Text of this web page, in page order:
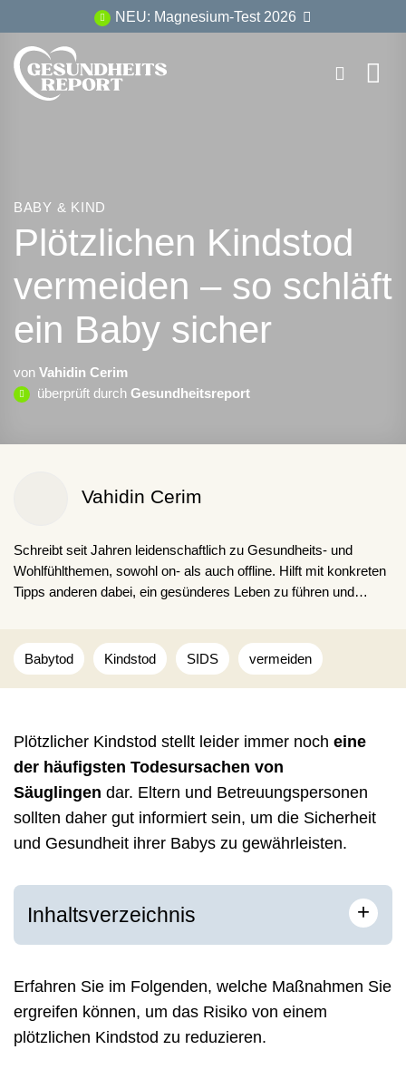
Inhalt
springen
NEU: Magnesium-Test 2026
BABY & KIND
Plötzlichen Kindstod
vermeiden – so schläft
ein Baby sicher
von Vahidin Cerim
überprüft durch Gesundheitsreport
Vahidin Cerim
Schreibt seit Jahren leidenschaftlich zu Gesundheits- und
Wohlfühlthemen, sowohl on- als auch offline. Hilft mit konkreten
Tipps anderen dabei, ein gesünderes Leben zu führen und
Babytod
Kindstod SIDS vermeiden
Plötzlicher Kindstod stellt leider immer noch eine
der häufigsten Todesursachen von
Säuglingen dar. Eltern und Betreuungspersonen
sollten daher gut informiert sein, um die Sicherheit
und Gesundheit ihrer Babys zu gewährleisten.
Inhaltsverzeichnis +
Erfahren Sie im Folgenden, welche Maßnahmen Sie
ergreifen können, um das Risiko von einem
plötzlichen Kindstod zu reduzieren.